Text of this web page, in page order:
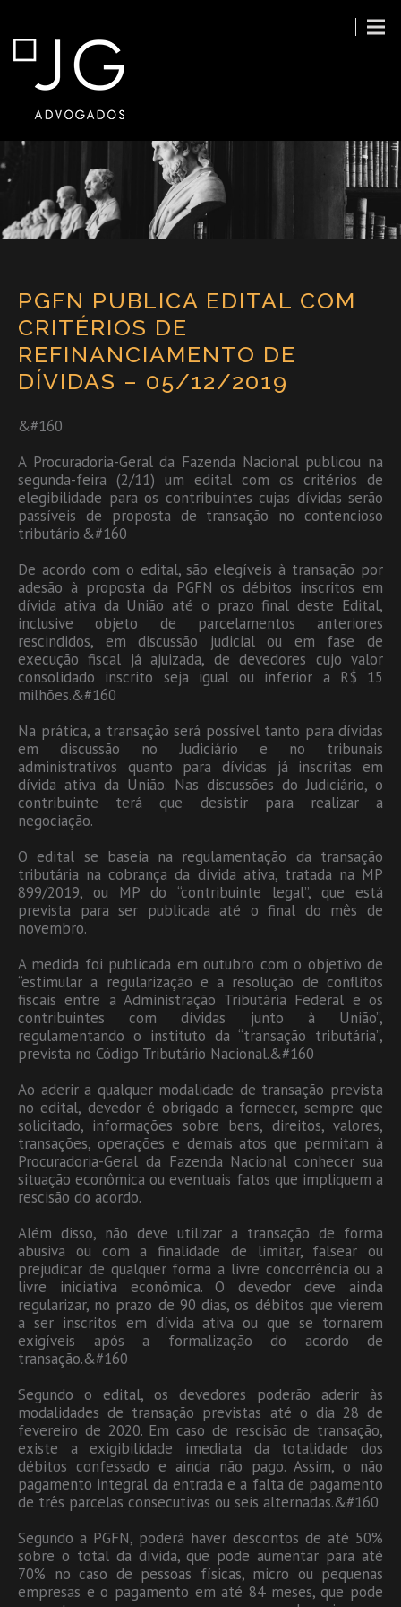
PGFN PUBLICA EDITAL COM
CRITÉRIOS DE
REFINANCIAMENTO DE
DÍVIDAS – 05/12/2019
&#160
A Procuradoria-Geral da Fazenda Nacional publicou na
segunda-feira (2/11) um edital com os critérios de
elegibilidade para os contribuintes cujas dívidas serão
passíveis de proposta de transação no contencioso
tributário.&#160
De acordo com o edital, são elegíveis à transação por
adesão à proposta da PGFN os débitos inscritos em
dívida ativa da União até o prazo final deste Edital,
inclusive objeto de parcelamentos anteriores
rescindidos, em discussão judicial ou em fase de
execução fiscal já ajuizada, de devedores cujo valor
consolidado inscrito seja igual ou inferior a R$ 15
milhões.&#160
Na prática, a transação será possível tanto para dívidas
em discussão no Judiciário e no tribunais
administrativos quanto para dívidas já inscritas em
dívida ativa da União. Nas discussões do Judiciário, o
contribuinte terá que desistir para realizar a
negociação.
O edital se baseia na regulamentação da transação
tributária na cobrança da dívida ativa, tratada na MP
899/2019, ou MP do “contribuinte legal”, que está
prevista para ser publicada até o final do mês de
novembro.
A medida foi publicada em outubro com o objetivo de
“estimular a regularização e a resolução de conflitos
fiscais entre a Administração Tributária Federal e os
contribuintes com dívidas junto à União”,
regulamentando o instituto da “transação tributária”,
prevista no Código Tributário Nacional.&#160
Ao aderir a qualquer modalidade de transação prevista
no edital, devedor é obrigado a fornecer, sempre que
solicitado, informações sobre bens, direitos, valores,
transações, operações e demais atos que permitam à
Procuradoria-Geral da Fazenda Nacional conhecer sua
situação econômica ou eventuais fatos que impliquem a
rescisão do acordo.
Além disso, não deve utilizar a transação de forma
abusiva ou com a finalidade de limitar, falsear ou
prejudicar de qualquer forma a livre concorrência ou a
livre iniciativa econômica. O devedor deve ainda
regularizar, no prazo de 90 dias, os débitos que vierem
a ser inscritos em dívida ativa ou que se tornarem
exigíveis após a formalização do acordo de
transação.&#160
Segundo o edital, os devedores poderão aderir às
modalidades de transação previstas até o dia 28 de
fevereiro de 2020. Em caso de rescisão de transação,
existe a exigibilidade imediata da totalidade dos
débitos confessado e ainda não pago. Assim, o não
pagamento integral da entrada e a falta de pagamento
de três parcelas consecutivas ou seis alternadas.&#160
Segundo a PGFN, poderá haver descontos de até 50%
sobre o total da dívida, que pode aumentar para até
70% no caso de pessoas físicas, micro ou pequenas
empresas e o pagamento em até 84 meses, que pode